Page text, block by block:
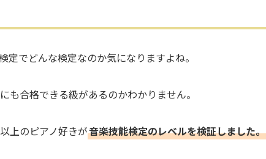
定でどんな検定なのか気になりますよね。
も合格できる級があるのかわかりません。
上のピアノ好きが音楽技能検定のレベルを検証しました。